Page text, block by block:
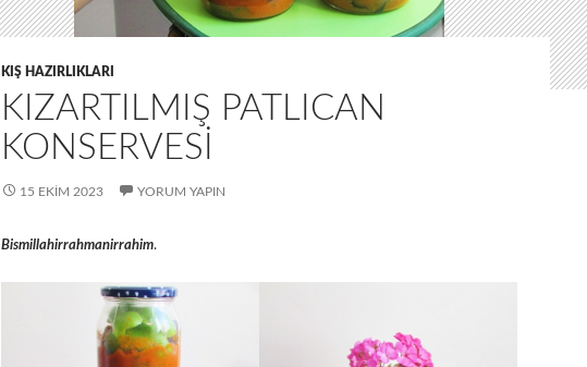
KIŞ HAZIRLIKLARI
KIZARTILMIŞ PATLICAN
KONSERVESI
15 EKIM 2023 YORUM YAPIN
Bismillahirrahmanirrahim.